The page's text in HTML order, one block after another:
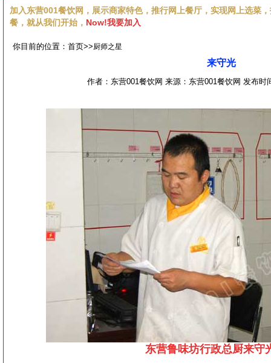
加入东营001餐饮网，展示商家特色，推行网上餐厅，实现网上选菜
餐，就从我们开始， Now!我要加入
你目前的位置：首页>>厨师之星
来守光
作者：东营001餐饮网 来源：东营001餐饮网 发布时
东营鲁味坊行政总厨来守